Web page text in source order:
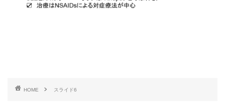
HOME スライド6